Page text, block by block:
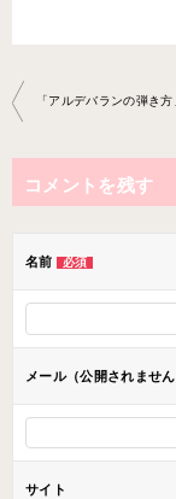
投
稿
ナ
ビ
ョ
ン
コメントを残す
名前 必須
メール（公開されません
サイト